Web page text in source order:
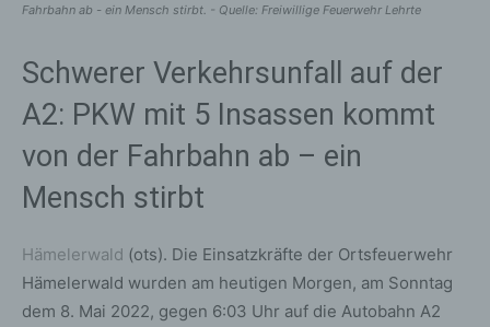
Fahrbahn ab - ein Mensch stirbt. - Quelle: Freiwillige Feuerwehr Lehrte
Schwerer Verkehrsunfall auf der
A2: PKW mit 5 Insassen kommt
von der Fahrbahn ab – ein
Mensch stirbt
Hämelerwald (ots). Die Einsatzkräfte der Ortsfeuerwehr
Hämelerwald wurden am heutigen Morgen, am Sonntag
dem 8. Mai 2022, gegen 6:03 Uhr auf die Autobahn A2